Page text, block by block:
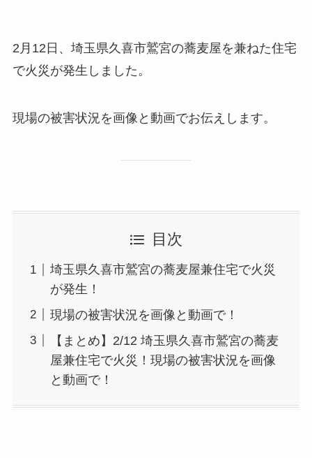
2月12日、埼玉県久喜市鷲宮の蕎麦屋を兼ねた住宅
で火災が発生しました。
現場の被害状況を画像と動画でお伝えします。
目次
埼玉県久喜市鷲宮の蕎麦屋兼住宅で火災
が発生！
現場の被害状況を画像と動画で！
【まとめ】2/12 埼玉県久喜市鷲宮の蕎麦
屋兼住宅で火災！現場の被害状況を画像
と動画で！